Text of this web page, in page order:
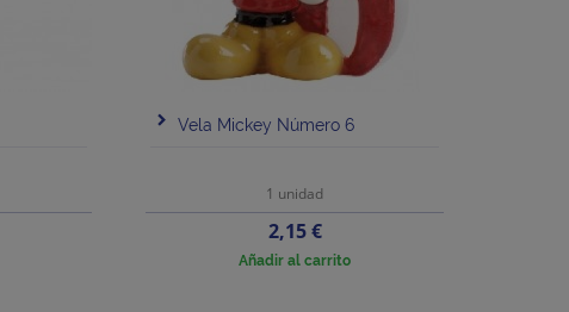
Vela Mickey Número 6
1 unidad
Precio
2,15 €
Añadir al carrito